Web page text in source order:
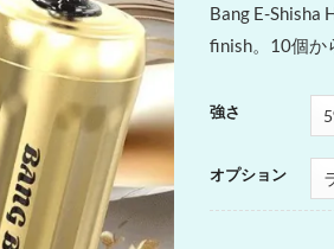
評価に基づ
く5段階評
価のうち、
Bang E-Shisha
finish。10個か
強さ
オプション